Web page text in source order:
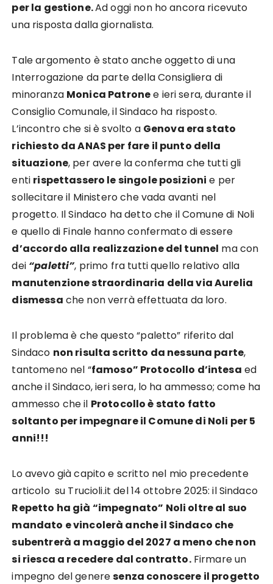
per la gestione.Ad oggi non ho ancora ricevuto
una risposta dalla giornalista.
Tale argomento è stato anche oggetto di una
Interrogazione da parte della Consigliera di
minoranza Monica Patronee ieri sera, durante il
Consiglio Comunale, il Sindaco ha risposto.
L’incontro che si è svolto a Genova era stato
richiesto da ANAS per fare il punto della
situazione, per avere la conferma che tutti gli
enti rispettassero le singole posizioni e per
sollecitare il Ministero che vada avanti nel
progetto. Il Sindaco ha detto che il Comune di Noli
e quello di Finale hanno confermato di essere
d’accordo alla realizzazione del tunnel ma con
dei “paletti”, primo fra tutti quello relativo alla
manutenzione straordinaria della via Aurelia
dismessa che non verrà effettuata da loro.
Il problema è che questo “paletto” riferito dal
Sindaco non risulta scritto da nessuna parte,
tantomeno nel “famoso” Protocollo d’intesa ed
anche il Sindaco, ieri sera, lo ha ammesso; come ha
ammesso che il Protocollo è stato fatto
soltanto per impegnare il Comune di Noli per 5
anni!!!
Lo avevo già capito e scritto nel mio precedente
articolo su Trucioli.it del 14 ottobre 2025: il Sindaco
Repetto ha già “impegnato” Noli oltre al suo
mandato e vincolerà anche il Sindaco che
subentrerà a maggio del 2027 a meno che non
si riesca a recedere dal contratto.Firmare un
impegno del generesenza conoscere il progetto